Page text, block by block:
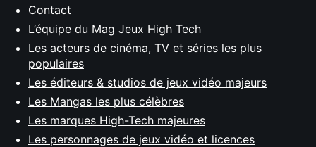
Contact
L’équipe du Mag Jeux High Tech
Les acteurs de cinéma, TV et séries les plus
populaires
Les éditeurs & studios de jeux vidéo majeurs
Les Mangas les plus célèbres
Les marques High-Tech majeures
Les personnages de jeux vidéo et licences